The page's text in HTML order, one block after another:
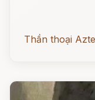
Thần thoại